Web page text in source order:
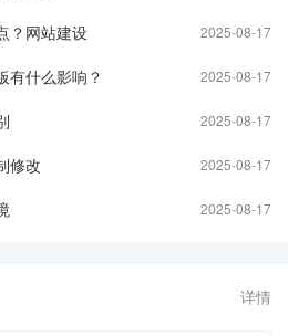
2025-08-17
？网站建设
2025-08-17
有什么影响？
2025-08-17
2025-08-17
修改
2025-08-17
详情